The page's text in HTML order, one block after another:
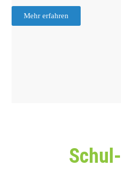
Mehr erfahren